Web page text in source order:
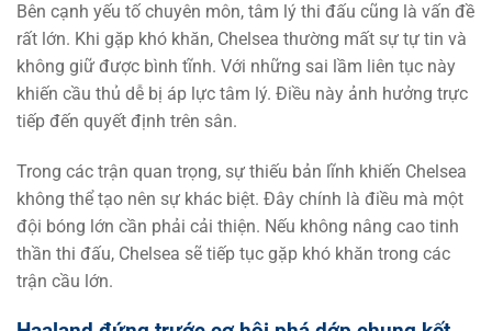
Bên cạnh yếu tố chuyên môn, tâm lý thi đấu cũng là vấn đề
rất lớn. Khi gặp khó khăn, Chelsea thường mất sự tự tin và
không giữ được bình tĩnh. Với những sai lầm liên tục này
khiến cầu thủ dễ bị áp lực tâm lý. Điều này ảnh hưởng trực
tiếp đến quyết định trên sân.
Trong các trận quan trọng, sự thiếu bản lĩnh khiến Chelsea
không thể tạo nên sự khác biệt. Đây chính là điều mà một
đội bóng lớn cần phải cải thiện. Nếu không nâng cao tinh
thần thi đấu, Chelsea sẽ tiếp tục gặp khó khăn trong các
trận cầu lớn.